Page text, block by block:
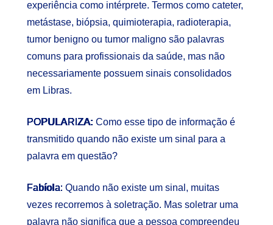
experiência como intérprete. Termos como cateter,
metástase, biópsia, quimioterapia, radioterapia,
tumor benigno ou tumor maligno são palavras
comuns para profissionais da saúde, mas não
necessariamente possuem sinais consolidados
em Libras.
POPULARIZA: Como esse tipo de informação é
transmitido quando não existe um sinal para a
palavra em questão?
Fabíola: Quando não existe um sinal, muitas
vezes recorremos à soletração. Mas soletrar uma
palavra não significa que a pessoa compreendeu